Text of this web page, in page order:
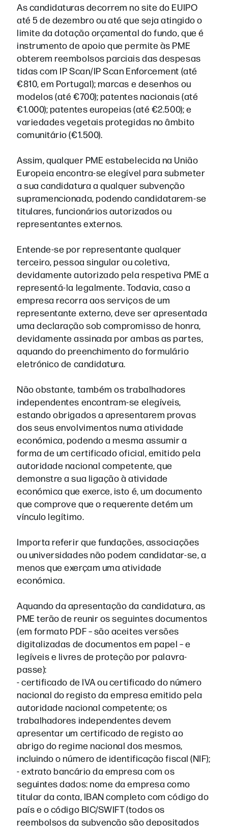
As candidaturas decorrem no site do EUIPO
até 5 de dezembro ou até que seja atingido o
limite da dotação orçamental do fundo, que é
instrumento de apoio que permite às PME
obterem reembolsos parciais das despesas
tidas com IP Scan/IP Scan Enforcement (até
€810, em Portugal); marcas e desenhos ou
modelos (até €700); patentes nacionais (até
€1.000); patentes europeias (até €2.500); e
variedades vegetais protegidas no âmbito
comunitário (€1.500).
Assim, qualquer PME estabelecida na União
Europeia encontra-se elegível para submeter
a sua candidatura a qualquer subvenção
supramencionada, podendo candidatarem-se
titulares, funcionários autorizados ou
representantes externos.
Entende-se por representante qualquer
terceiro, pessoa singular ou coletiva,
devidamente autorizado pela respetiva PME a
representá-la legalmente. Todavia, caso a
empresa recorra aos serviços de um
representante externo, deve ser apresentada
uma declaração sob compromisso de honra,
devidamente assinada por ambas as partes,
aquando do preenchimento do formulário
eletrónico de candidatura.
Não obstante, também os trabalhadores
independentes encontram-se elegíveis,
estando obrigados a apresentarem provas
dos seus envolvimentos numa atividade
económica, podendo a mesma assumir a
forma de um certificado oficial, emitido pela
autoridade nacional competente, que
demonstre a sua ligação à atividade
económica que exerce, isto é, um documento
que comprove que o requerente detém um
vínculo legítimo.
Importa referir que fundações, associações
ou universidades não podem candidatar-se, a
menos que exerçam uma atividade
económica.
Aquando da apresentação da candidatura, as
PME terão de reunir os seguintes documentos
(em formato PDF – são aceites versões
digitalizadas de documentos em papel – e
legíveis e livres de proteção por palavra-
passe):
- certificado de IVA ou certificado do número
nacional do registo da empresa emitido pela
autoridade nacional competente; os
trabalhadores independentes devem
apresentar um certificado de registo ao
abrigo do regime nacional dos mesmos,
incluindo o número de identificação fiscal (NIF);
- extrato bancário da empresa com os
seguintes dados: nome da empresa como
titular da conta, IBAN completo com código do
país e o código BIC/SWIFT (todos os
reembolsos da subvenção são depositados